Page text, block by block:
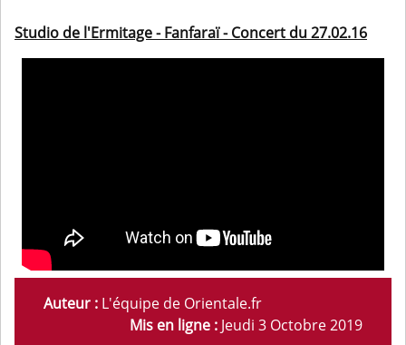
Studio de l'Ermitage - Fanfaraï - Concert du 27.02.16
Auteur : L'équipe de Orientale.fr
Mis en ligne : Jeudi 3 Octobre 2019